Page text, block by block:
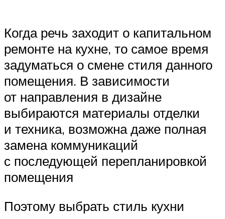
Когда речь заходит о капитальном
ремонте на кухне, то самое время
задуматься о смене стиля данного
помещения. В зависимости
от направления в дизайне
выбираются материалы отделки
и техника, возможна даже полная
замена коммуникаций
с последующей перепланировкой
помещения
Поэтому выбрать стиль кухни